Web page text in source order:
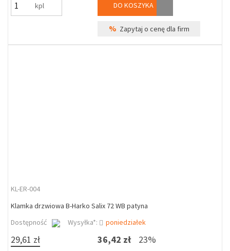
kpl DO KOSZYKA
% Zapytaj o cenę dla firm
KL-ER-004
Klamka drzwiowa B-Harko Salix 72 WB patyna
Dostępność
Wysyłka*: poniedziałek
29,61 zł 36,42 zł 23%